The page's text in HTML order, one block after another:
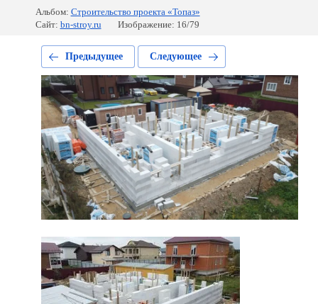
Альбом: Строительство проекта «Топаз»
Сайт: bn-stroy.ru Изображение: 16/79
Предыдущее Следующее